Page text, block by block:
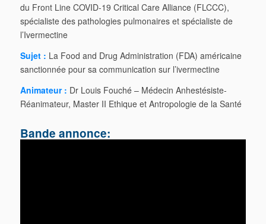
du Front Line COVID-19 Critical Care Alliance (FLCCC),
spécialiste des pathologies pulmonaires et spécialiste de
l’Ivermectine
Sujet : La Food and Drug Administration (FDA) américaine
sanctionnée pour sa communication sur l’ivermectine
Animateur : Dr Louis Fouché – Médecin Anhestésiste-
Réanimateur, Master II Ethique et Antropologie de la Santé
Bande annonce: